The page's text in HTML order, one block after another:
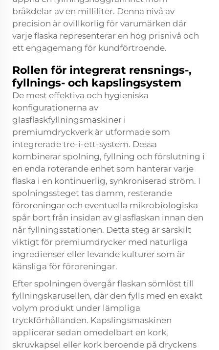
bråkdelar av en milliliter. Denna nivå av
precision är ovillkorlig för varumärken där
varje flaska representerar en hög prisnivå och
ett engagemang för kundförtroende.
Rollen för integrerat rensnings-,
fyllnings- och kapslingsystem
De mest effektiva och hygieniska
konfigurationerna av
glasflaskfyllningsmaskiner i
premiumdryckverk är utformade som
integrerade tre-i-ett-system. Dessa
kombinerar spolning, fyllning och förslutning i
en enda roterande enhet som hanterar varje
flaska i en kontinuerlig, synkroniserad ström. I
spolningssteget tas damm, resterande
föroreningar och eventuella mikrobiologiska
spår bort från insidan av glasflaskan innan den
når fyllningsstationen. Detta steg är särskilt
viktigt för premiumdrycker med naturliga
ingredienser eller levande kulturer som är
känsliga för föroreningar.
Efter spolningen övergår flaskan sömlöst till
fyllningskarusellen, där den fylls med en exakt
volym produkt under lämpliga
tryckförhållanden. Kapslingsmaskinen
applicerar sedan omedelbart en kork,
skruvkapsel eller kork beroende på dryckens